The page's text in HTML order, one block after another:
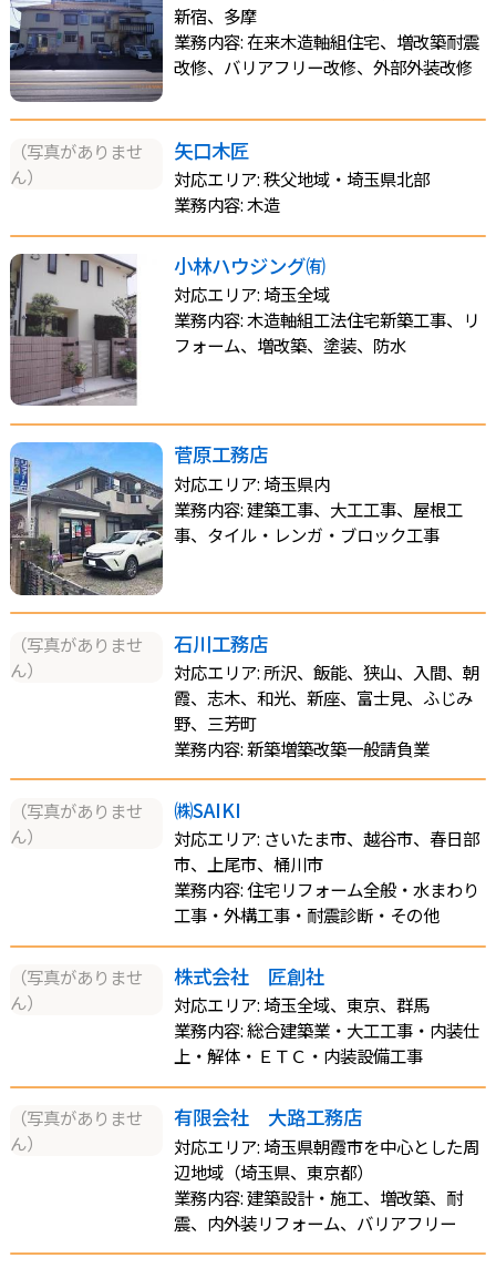
新宿、多摩
業務内容: 在来木造軸組住宅、増改築耐震
改修、バリアフリー改修、外部外装改修
（写真がありませ
ん）
矢口木匠
対応エリア: 秩父地域・埼玉県北部
業務内容: 木造
小林ハウジング㈲
対応エリア: 埼玉全域
業務内容: 木造軸組工法住宅新築工事、リ
フォーム、増改築、塗装、防水
菅原工務店
対応エリア: 埼玉県内
業務内容: 建築工事、大工工事、屋根工
事、タイル・レンガ・ブロック工事
（写真がありませ
ん）
石川工務店
対応エリア: 所沢、飯能、狭山、入間、朝
霞、志木、和光、新座、富士見、ふじみ
野、三芳町
業務内容: 新築増築改築一般請負業
（写真がありませ
ん）
㈱SAIKI
対応エリア: さいたま市、越谷市、春日部
市、上尾市、桶川市
業務内容: 住宅リフォーム全般・水まわり
工事・外構工事・耐震診断・その他
（写真がありませ
ん）
株式会社 匠創社
対応エリア: 埼玉全域、東京、群馬
業務内容: 総合建築業・大工工事・内装仕
上・解体・ＥＴＣ・内装設備工事
（写真がありませ
ん）
有限会社 大路工務店
対応エリア: 埼玉県朝霞市を中心とした周
辺地域（埼玉県、東京都）
業務内容: 建築設計・施工、増改築、耐
震、内外装リフォーム、バリアフリー